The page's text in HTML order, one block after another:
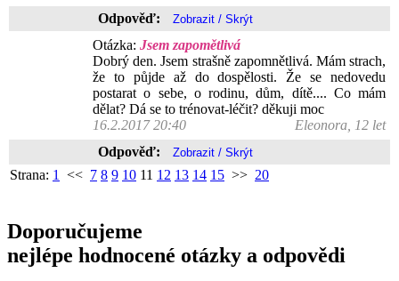
Odpověď:
Otázka: Jsem zapomětlivá
Dobrý den. Jsem strašně zapomnětlivá. Mám strach,
že to půjde až do dospělosti. Že se nedovedu
postarat o sebe, o rodinu, dům, dítě.... Co mám
dělat? Dá se to trénovat-léčit? děkuji moc
16.2.2017 20:40
Eleonora, 12 let
Odpověď:
Strana: 1 << 7 8 9 10 11 12 13 14 15 >> 20
Doporučujeme
nejlépe hodnocené otázky a odpovědi